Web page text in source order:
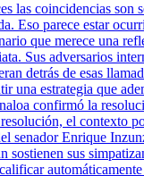
las coincidencias son
Eso parece estar
que merece una
Sus adversarios
detrás de esas
una estrategia que
confirmó la
el contexto
senador Enrique
sostienen sus